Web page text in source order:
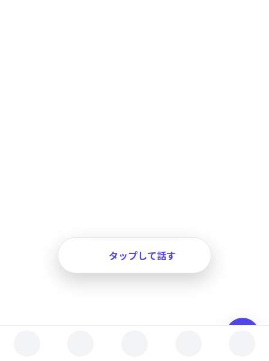
タップして話す